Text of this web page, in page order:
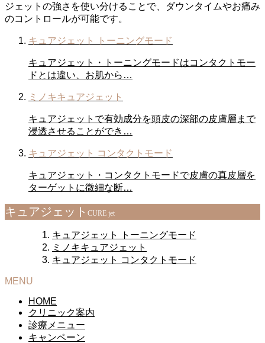
ジェットの強さを使い分けることで、ダウンタイムやお痛み
のコントロールが可能です。
キュアジェット トーニングモード
キュアジェット・トーニングモードはコンタクトモー
ドとは違い、お肌から…
ミノキキュアジェット
キュアジェットで有効成分を頭皮の深部の皮膚層まで
浸透させることができ…
キュアジェット コンタクトモード
キュアジェット・コンタクトモードで皮膚の真皮層を
ターゲットに微細な断…
キュアジェット CURE jet
キュアジェット トーニングモード
ミノキキュアジェット
キュアジェット コンタクトモード
MENU
HOME
クリニック案内
診療メニュー
キャンペーン